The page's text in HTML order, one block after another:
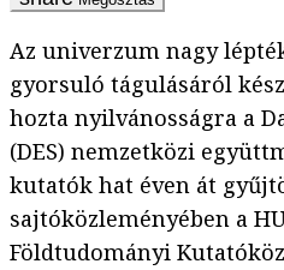
Az univerzum nagy
gyorsuló tágulásáról
hozta nyilvánosságra a
(DES) nemzetközi
kutatók hat éven át
sajtóközleményében a
Földtudományi